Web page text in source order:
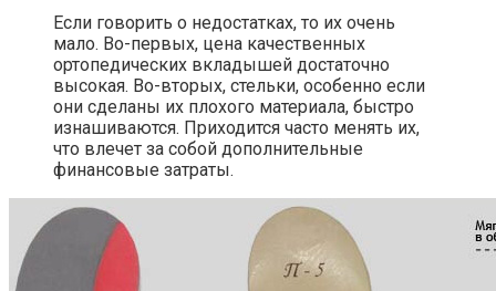
Если говорить о недостатках, то их очень
мало. Во-первых, цена качественных
ортопедических вкладышей достаточно
высокая. Во-вторых, стельки, особенно если
они сделаны их плохого материала, быстро
изнашиваются. Приходится часто менять их,
что влечет за собой дополнительные
финансовые затраты.